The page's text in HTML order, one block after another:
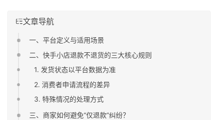
文章导航
一、平台定义与适用场景
二、快手小店退款不退货的三大核心规则
1. 发货状态以平台数据为准
2. 消费者申请流程的差异
3. 特殊情况的处理方式
三、商家如何避免“仅退款”纠纷？